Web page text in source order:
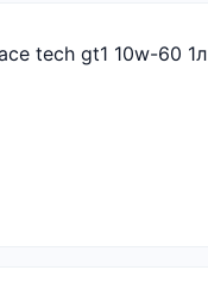
tech gt1 10w-60 1л